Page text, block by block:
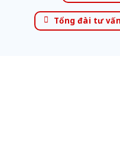
Tổng đài tư